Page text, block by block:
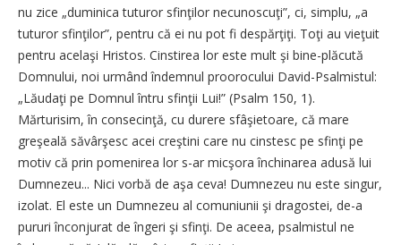
nu zice „duminica tuturor sfinţilor necunoscuţi”, ci, simplu, „a
tuturor sfinţilor”, pentru că ei nu pot fi despărţiţi. Toţi au vieţuit
pentru acelaşi Hristos. Cinstirea lor este mult şi bine-plăcută
Domnului, noi urmând îndemnul proorocului David-Psalmistul:
„Lăudaţi pe Domnul întru sfinţii Lui!” (Psalm 150, 1).
Mărturisim, în consecinţă, cu durere sfâşietoare, că mare
greşeală săvârşesc acei creştini care nu cinstesc pe sfinţi pe
motiv că prin pomenirea lor s-ar micşora închinarea adusă lui
Dumnezeu... Nici vorbă de aşa ceva! Dumnezeu nu este singur,
izolat. El este un Dumnezeu al comuniunii şi dragostei, de-a
pururi înconjurat de îngeri şi sfinţi. De aceea, psalmistul ne